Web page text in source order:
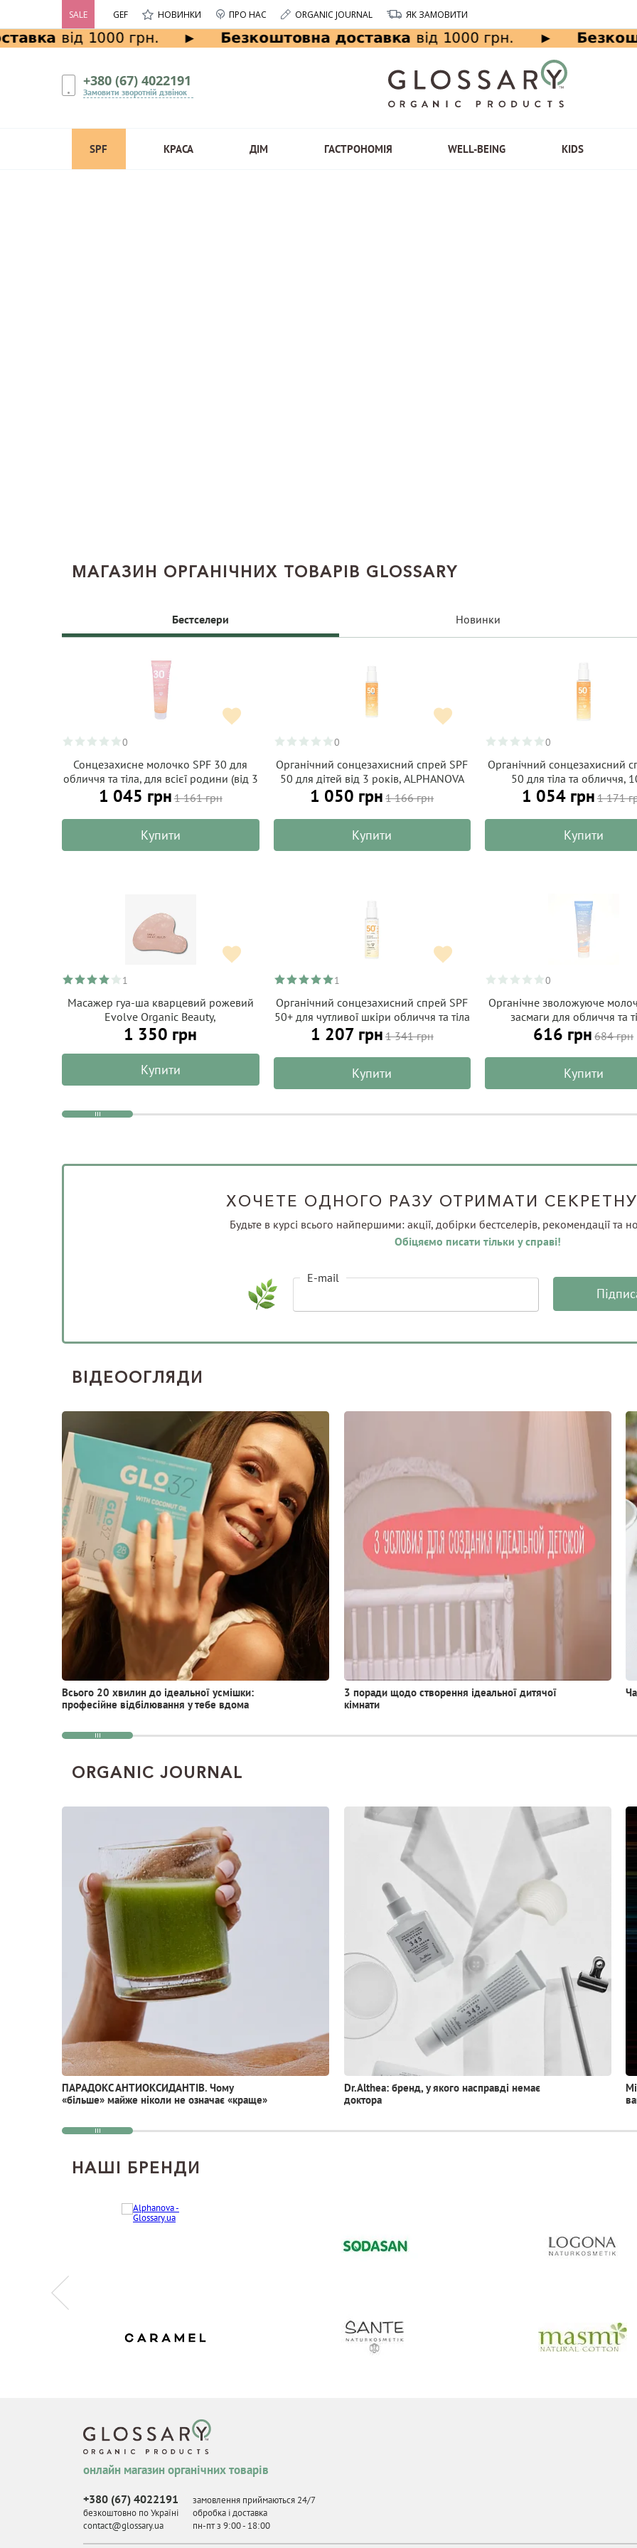
SALE GEF НОВИНКИ ПРО НАС ORGANIC JOURNAL ЯК ЗАМОВИТИ
+380 (67) 4022191
Замовити зворотній дзвінок
SPF КРАСА ДІМ ГАСТРОНОМІЯ WELL-BEING KIDS
МАГАЗИН ОРГАНІЧНИХ ТОВАРІВ GLOSSARY
Бестселери Новинки
0
Сонцезахисне молочко SPF 30 для
обличчя та тіла, для всієї родини (від 3
років) ALPHANOVA Daily Sun 150 мл
1 045 грн1 161 грн
Купити
1
Масажер гуа-ша кварцевий рожевий
Evolve Organic Beauty,
1 350 грн
Купити
0
Органічний сонцезахисний спрей SPF
50 для дітей від 3 років, ALPHANOVA
Organic Sun 100 г
1 050 грн 1 166 грн
Купити
1
Органічний сонцезахисний спрей SPF
50+ для чутливої шкіри обличчя та тіла
ALPHANOVA Organic Sun 100 г
1 207 грн1 341 грн
Купити
0
Органічний сонцезахисний
50 для тіла та обличчя,
натуральний, ALPHANOVA
100 г
1 054 грн1 171
Купити
0
Органічне зволожуюче
засмаги для обличчя та
ароматом моної, ALPHANOVA
Sun 150 г
616 грн 684 грн
Купити
ХОЧЕТЕ ОДНОГО РАЗУ ОТРИМАТИ
Будьте в курсі всього найпершими: акції, добірки бестселерів, рекомендації та
Обіцяємо писати тільки у справі!
E-mail
ВІДЕООГЛЯДИ
Всього 20 хвилин до ідеальної усмішки:
професійне відбілювання у тебе вдома
3 поради щодо створення ідеальної дитячої
кімнати
ORGANIC JOURNAL
ПАРАДОКС АНТИОКСИДАНТІВ. Чому
«більше» майже ніколи не означає «краще»
Dr.Althea: бренд, у якого насправді немає
доктора
НАШІ БРЕНДИ
онлайн магазин органічних товарів
+380 (67) 4022191
безкоштовно по Україні
contact@glossary.ua
замовлення приймаються 24/7
обробка і доставка
пн-пт з 9:00 - 18:00